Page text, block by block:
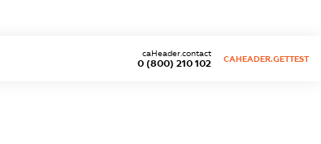
0 (800) 210 102
caHeader.contact
CAHEADER.GETTEST